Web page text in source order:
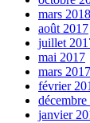
mars 2018
août 2017
juillet
mai 2017
mars 2017
février
janvier